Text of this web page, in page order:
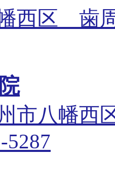
西区 歯
市八幡西
5287